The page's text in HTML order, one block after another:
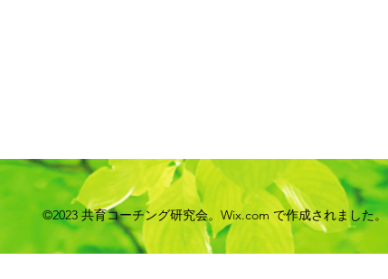
©2023 共育コーチング研究会。Wix.com で作成されました。